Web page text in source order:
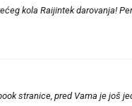
kola Raijintek darovanja!
stranice, pred Vama je još